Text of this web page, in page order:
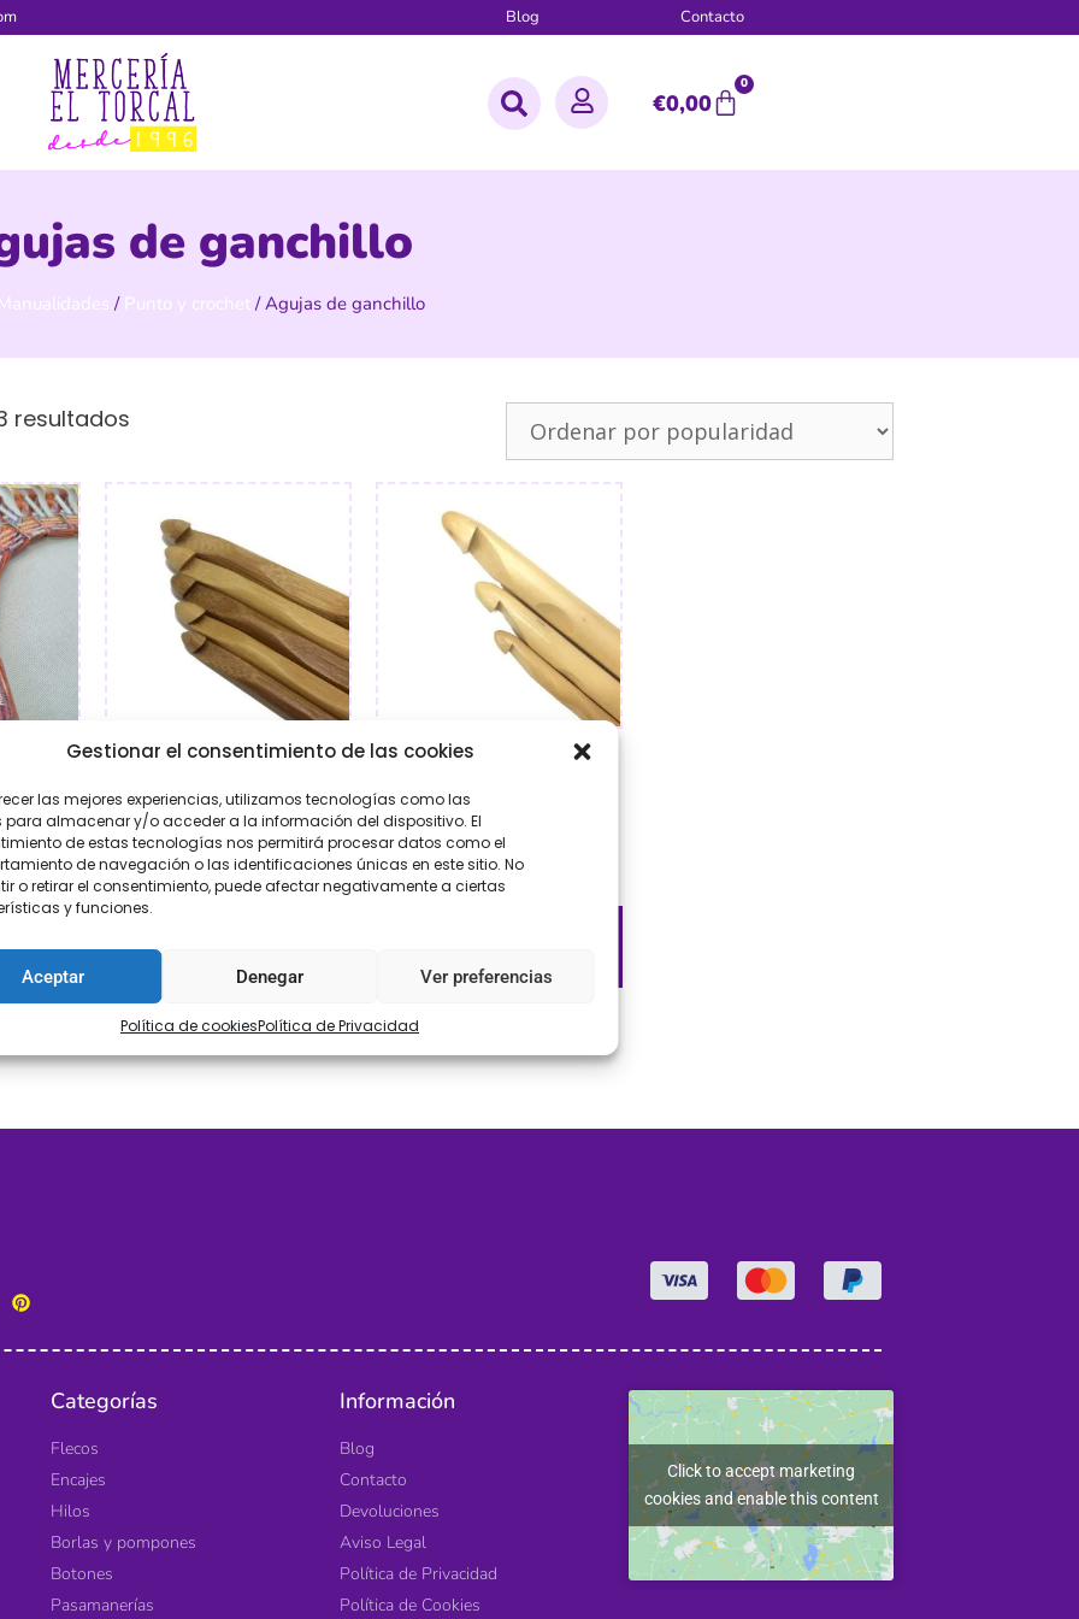
Gestionar el consentimiento de las cookies
las mejores experiencias, utilizamos tecnologías como las
para almacenar y/o acceder a la información del dispositivo. El
de estas tecnologías nos permitirá procesar datos como el
de navegación o las identificaciones únicas en este sitio. No
o retirar el consentimiento, puede afectar negativamente a ciertas
y funciones.
Aceptar Denegar Ver preferencias
Política de cookiesPolítica de Privacidad
Blog Contacto
€0,00
0
de ganchillo
Manualidades / Punto y crochet / Agujas de ganchillo
resultados
/
crochet / ganchillo
€3,00 - €5,75
cerezo de ganchillo /
crochet
€6,95 - €8,95
Categorías
Flecos
Encajes
Hilos
Borlas y pompones
Botones
Pasamanerías
Información
Blog
Contacto
Devoluciones
Aviso Legal
Política de Privacidad
Política de Cookies
Click to accept marketing
cookies and enable this content